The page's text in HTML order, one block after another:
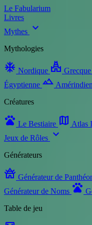
Le Fabularium
Livres
Mythes expand_more
Mythologies
ac_unit Nordique temple_hindu Grecque
Égyptienne landscape
Créatures
pets Le Bestiaire map Atlas
Jeux de Rôles expand_more
Générateurs
temple_buddhist Générateur de
Générateur de Noms pets
Table de jeu